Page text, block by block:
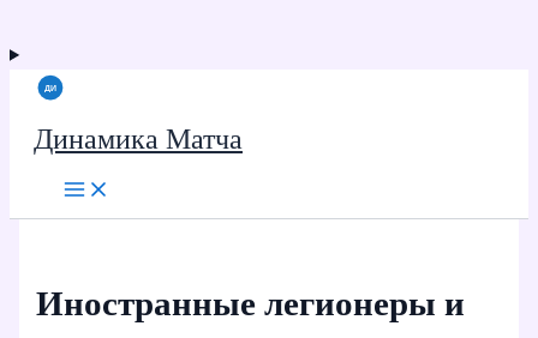
Динамика Матча
Иностранные легионеры и